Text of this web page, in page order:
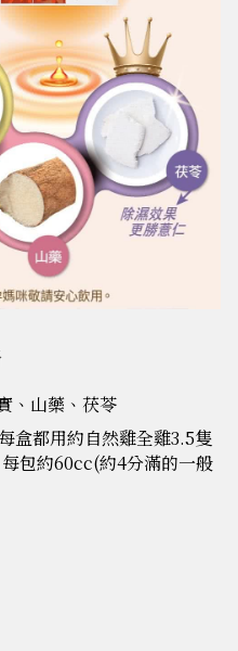
、山藥、茯苓
盒都用約自然雞全雞3.5隻
包約60cc(約4分滿的一般